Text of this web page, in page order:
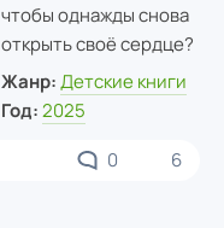
чтобы однажды снова
открыть своё сердце?
Жанр: Детские книги
Год: 2025
0 6